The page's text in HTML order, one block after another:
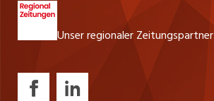
Unser regionaler Zeitungspartner